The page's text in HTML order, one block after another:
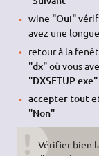
wine "Oui"
avez une
retour à la
"dx"où vous
accepter tout
"Non"
Vérifier bien